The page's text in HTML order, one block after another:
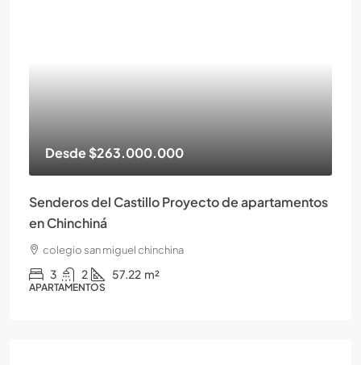
Desde$263.000.000
Senderos del Castillo Proyecto de apartamentos
en Chinchiná
colegio san miguel chinchina
3 2 57.22 m²
APARTAMENTOS